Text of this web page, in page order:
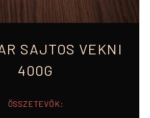
SAJTOS VEKNI
400G
ÖSSZETEVŐK: